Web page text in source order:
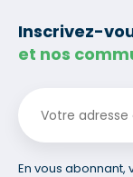
Inscrivez-
et nos
En vous